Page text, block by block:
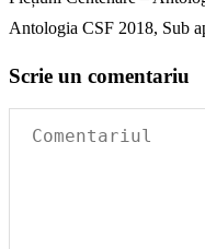
Antologia CSF 2018, Sub
Scrie un comentariu